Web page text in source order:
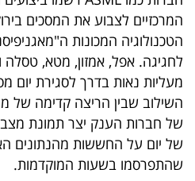
פרסמו
באייס
עקבו
אחרינו:
המרכזיים לצבוע את המסכים
לחגיגה. אפל, אמזון, מטא, טסלה
מעליות נאות בדרך לסגירת יום
השילוב שבין הריצה קדימה של
של חברות הענק יצר תמונת מצב
של יום על החששות מהנתונים
שהתפרסמו בשעות המוקדמות.